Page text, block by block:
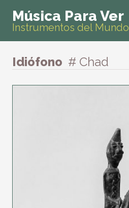
Música Para Ver
Instrumentos del Mundo
Idiófono # Chad